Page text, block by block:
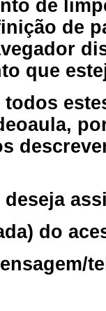
de
de
que
todos
do